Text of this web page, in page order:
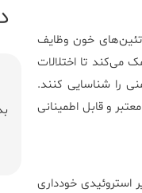
خون وظایف
می‌کند تا اختلالات
را شناسایی کنند.
و قابل اطمینانی
استروئیدی خودداری